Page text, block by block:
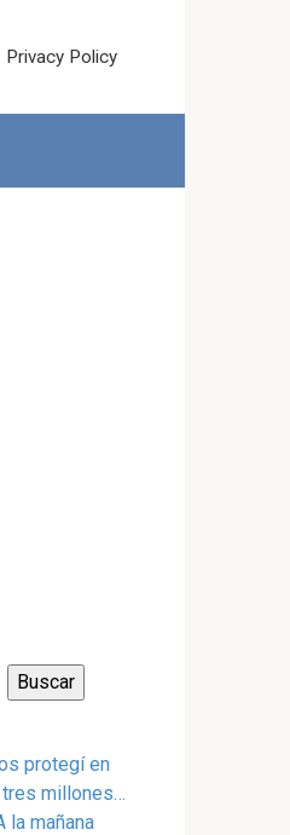
Privacy Policy
Buscar
protegí en
millones…
la mañana